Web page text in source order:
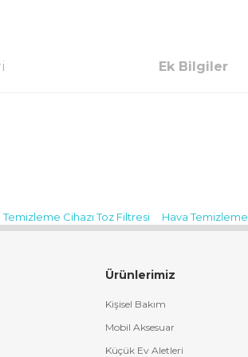
Ek Bilgiler
Temizleme Cihazı Toz Filtresi Hava Temizleme
Ürünlerimiz
Kişisel Bakım
Mobil Aksesuar
Küçük Ev Aletleri